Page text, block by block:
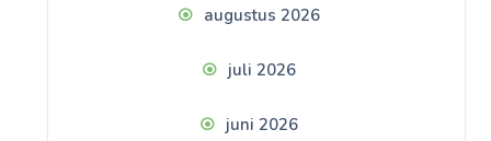
augustus 2026
juli 2026
juni 2026